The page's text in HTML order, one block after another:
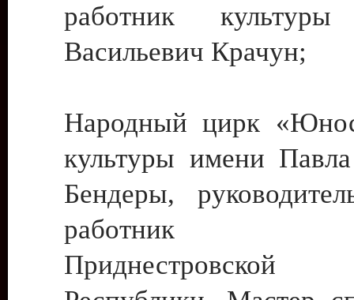
работник культуры
Васильевич Крачун;
Народный цирк
культуры имени
Бендеры,
работник
Приднестровской